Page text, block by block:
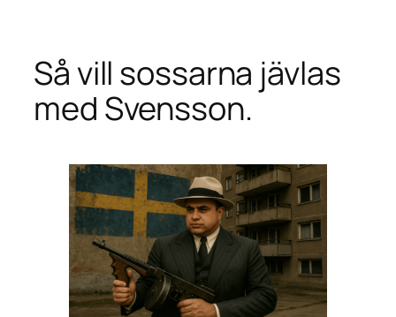
Så vill sossarna jävlas
med Svensson.